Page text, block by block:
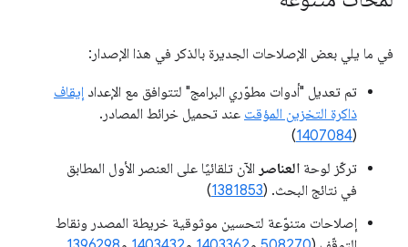
في ما يلي بعض الإصلاحات الجديرة بالذكر في هذا الإصدار:
تم تعديل "أدوات مطوّري البرامج" لتتوافق مع الإعداد إيقاف
ذاكرة التخزين المؤقت عند تحميل خرائط المصادر.
(
1407084
)
تركّز لوحة العناصر الآن تلقائيًا على العنصر الأول المطابق
في نتائج البحث. (1381853
)
إصلاحات متنوّعة لتحسين موثوقية خريطة المصدر ونقاط